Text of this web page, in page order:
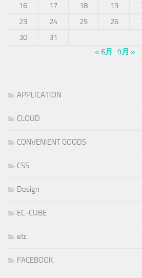
16
17 18 19
23
24 25 26
30
31
« 6月
9月 »
APPLICATION
CLOUD
CONVENIENT GOODS
CSS
Design
EC-CUBE
etc
FACEBOOK